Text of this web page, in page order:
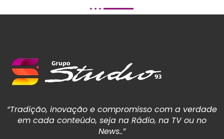
“Tradição, inovação e compromisso com a verdade
em cada conteúdo, seja na Rádio, na TV ou no
News..”